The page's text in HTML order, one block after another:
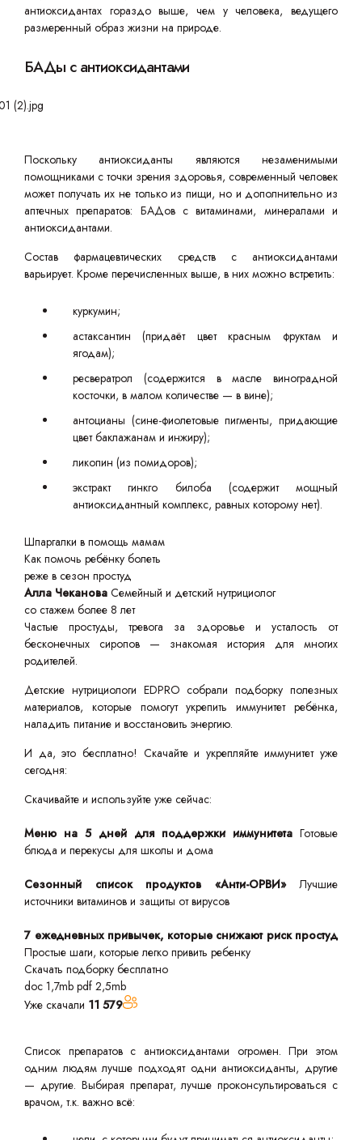
антиоксидантах гораздо выше, чем у человека, ведущего
размеренный образ жизни на природе.
БАДы с антиоксидантами
Поскольку антиоксиданты являются незаменимыми
помощниками с точки зрения здоровья, современный человек
может получать их не только из пищи, но и дополнительно из
аптечных препаратов: БАДов с витаминами, минералами и
антиоксидантами.
Состав фармацевтических средств с антиоксидантами
варьирует. Кроме перечисленных выше, в них можно встретить:
куркумин;
астаксантин (придаёт цвет красным фруктам и
ягодам);
ресвератрол (содержится в масле виноградной
косточки, в малом количестве — в вине);
антоцианы (сине-фиолетовые пигменты, придающие
цвет баклажанам и инжиру);
ликопин (из помидоров);
экстракт гинкго билоба (содержит мощный
антиоксидантный комплекс, равных которому нет).
Шпаргалки в помощь мамам
Как помочь ребёнку болеть
реже в сезон простуд
Алла Чеканова Семейный и детский нутрициолог
со стажем более 8 лет
Частые простуды, тревога за здоровье и усталость от
бесконечных сиропов — знакомая история для многих
родителей.
Детские нутрициологи EDPRO собрали подборку полезных
материалов, которые помогут укрепить иммунитет ребёнка,
наладить питание и восстановить энергию.
И да, это бесплатно! Скачайте и укрепляйте иммунитет уже
сегодня:
Скачивайте и используйте уже сейчас:
Меню на 5 дней для поддержки иммунитета Готовые
блюда и перекусы для школы и дома
Сезонный список продуктов «Анти-ОРВИ»
Лучшие
источники витаминов и защиты от вирусов
7 ежедневных привычек, которые снижают риск простуд
Простые шаги, которые легко привить ребенку
Скачать подборку бесплатно
doc 1,7mb pdf 2,5mb
Уже скачали 11 579
Список препаратов с антиоксидантами огромен. При этом
одним людям лучше подходят одни антиоксиданты, другие
— другие. Выбирая препарат, лучше проконсультироваться с
врачом, т.к. важно всё: